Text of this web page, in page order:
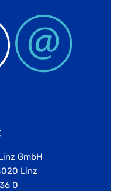
GmbH
Linz
0